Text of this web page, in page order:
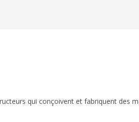
qui conçoivent et fabriquent